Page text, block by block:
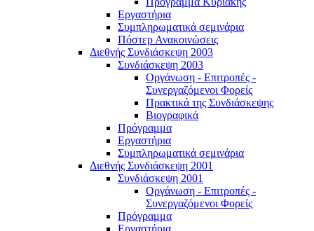
Εργαστήρια
Συμπληρωματικά σεμινάρια
Πόστερ Ανακοινώσεις
Διεθνής Συνδιάσκεψη 2003
Συνδιάσκεψη 2003
Οργάνωση - Επιτροπές -
Συνεργαζόμενοι Φορείς
Πρακτικά της Συνδιάσκεψης
Βιογραφικά
Πρόγραμμα
Εργαστήρια
Συμπληρωματικά σεμινάρια
Διεθνής Συνδιάσκεψη 2001
Συνδιάσκεψη 2001
Οργάνωση - Επιτροπές -
Συνεργαζόμενοι Φορείς
Πρόγραμμα
Εργαστήρια